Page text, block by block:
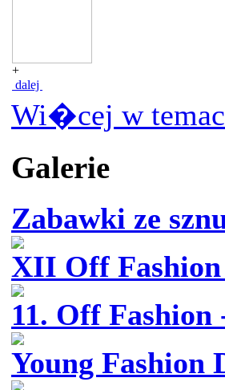
+
dalej
Wi�cej w
Galerie
Zabawki ze
XII Off Fashion
11. Off Fashion
Young Fashion